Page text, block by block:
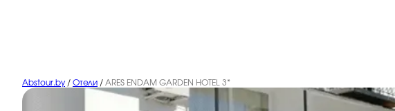
Abstour.by / Отели / ARES ENDAM GARDEN HOTEL 3*